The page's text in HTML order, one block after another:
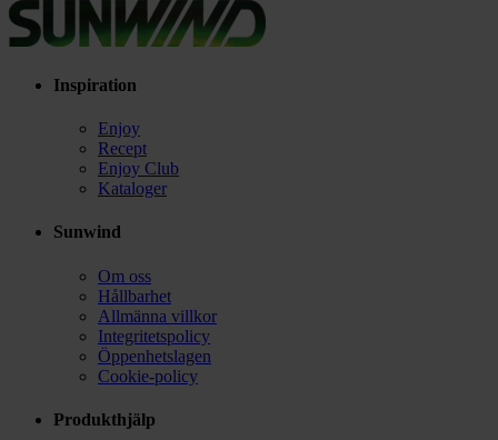
Inspiration
Enjoy
Recept
Enjoy Club
Kataloger
Sunwind
Om oss
Hållbarhet
Allmänna villkor
Integritetspolicy
Öppenhetslagen
Cookie-policy
Produkthjälp